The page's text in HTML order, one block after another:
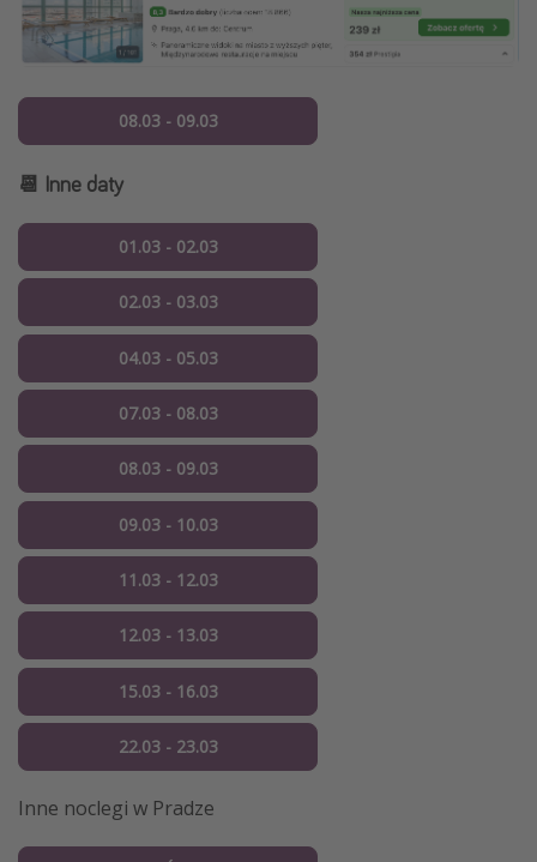
08.03 - 09.03
📆 Inne daty
01.03 - 02.03
02.03 - 03.03
04.03 - 05.03
07.03 - 08.03
08.03 - 09.03
09.03 - 10.03
11.03 - 12.03
12.03 - 13.03
15.03 - 16.03
22.03 - 23.03
Inne noclegi w Pradze